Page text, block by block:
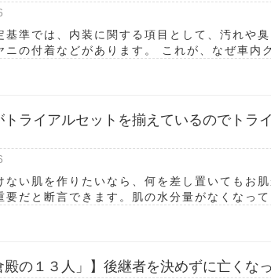
基準では、内装に関する項目として、汚れや
ニの付着などがあります。 これが、なぜ車内
ライアルセットを揃えているのでトラ
ない肌を作りたいなら、何を差し置いてもお
要だと断言できます。肌の水分量がなくなって
殿の１３人」】後継者を決めずに亡くな